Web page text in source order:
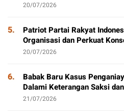
20/07/2026
5.
Patriot Partai Rakyat
Organisasi dan Perkuat
20/07/2026
6.
Babak Baru Kasus
Dalami Keterangan Saksi
21/07/2026